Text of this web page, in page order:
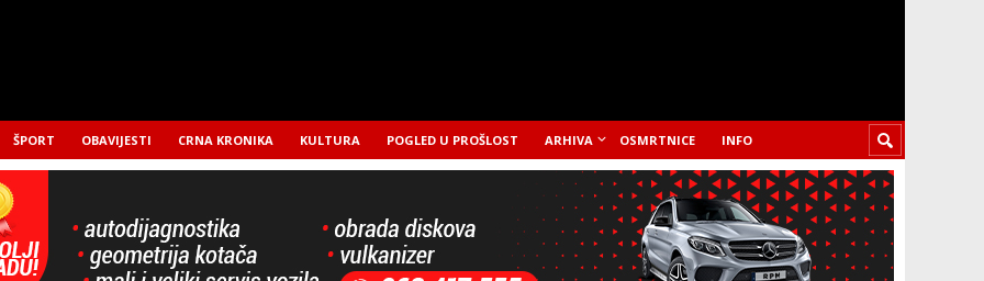
ŠPORT OBAVIJESTI CRNA KRONIKA KULTURA POGLED U PROŠLOST ARHIVA OSMRTNICE INFO